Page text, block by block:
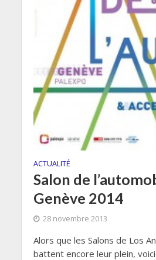
ACTUALITÉ
Salon de
Genève 2014
28 novembre 2013
Alors que les Salons de Los
battent encore leur plein,